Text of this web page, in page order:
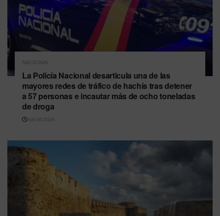
NACIONAL
La Policía Nacional desarticula una de las
mayores redes de tráfico de hachís tras detener
a 57 personas e incautar más de ocho toneladas
de droga
08/08/2026